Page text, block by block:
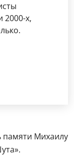
2000-х,
памяти Михаилу